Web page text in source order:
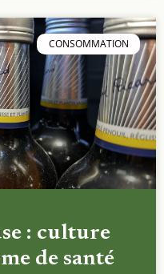
CONSOMMATION
: culture
de santé